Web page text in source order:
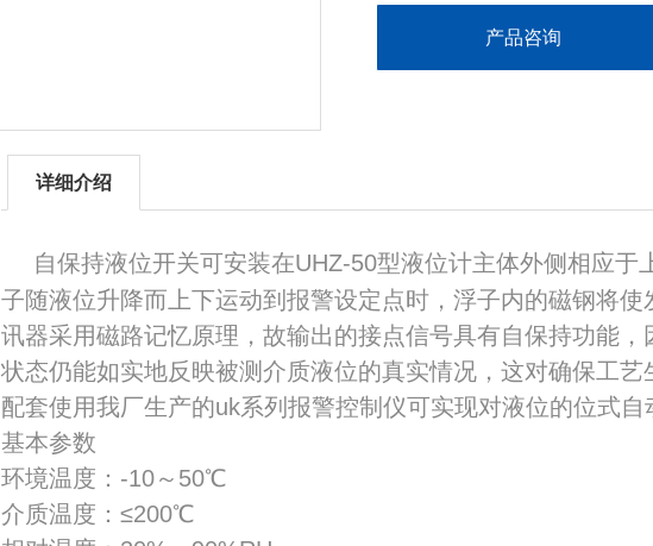
产品咨询
详细介绍
自保持液位开关可安装在UHZ-50型液位计主体外侧相应于
子随液位升降而上下运动到报警设定点时，浮子内的磁钢将
讯器采用磁路记忆原理，故输出的接点信号具有自保持功能
状态仍能如实地反映被测介质液位的真实情况，这对确保工艺
配套使用我厂生产的uk系列报警控制仪可实现对液位的位式自
基本参数
环境温度：-10～50℃
介质温度：≤200℃